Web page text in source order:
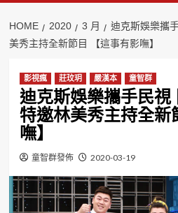
HOME 2020 3 月
迪克斯娛樂攜
美秀主持全新節目 【這事有影嘸】
影視瘋 莊玟玥 嚴漢本 童智群
迪克斯娛樂攜手民視
特邀林美秀主持全新
嘸】
童智群發佈 2020-03-19